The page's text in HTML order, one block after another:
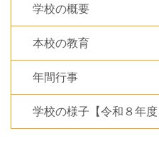
学校の概要
本校の教育
年間行事
学校の様子【令和８年度